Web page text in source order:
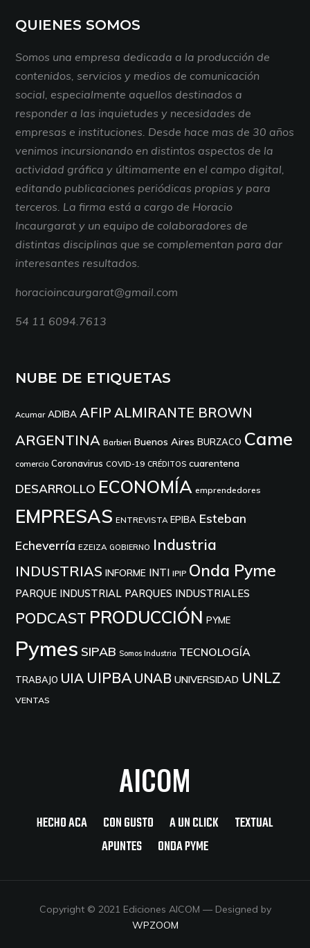
QUIENES SOMOS
Somos una empresa dedicada a la producción de
contenidos, servicios y medios de comunicación
social, especialmente aquellos destinados a
responder a las inquietudes y necesidades de
empresas e instituciones. Desde hace mas de 30 años
venimos incursionando en distintos aspectos de la
actividad gráfica y últimamente en el campo digital,
editando publicaciones periódicas propias y para
terceros. La firma está a cargo de Horacio
Incaurgarat y un equipo de colaboradores de
distintas disciplinas que se complementan para dar
interesantes resultados.
horacioincaurgarat@gmail.com
54 11 6094.7613
NUBE DE ETIQUETAS
Acumar ADIBA AFIP ALMIRANTE BROWN
ARGENTINA Barbieri Buenos Aires BURZACO Came
comercio Coronavirus COVID-19 CRÉDITOS cuarentena
DESARROLLO ECONOMÍA emprendedores
EMPRESAS ENTREVISTA EPIBA Esteban
Echeverría EZEIZA GOBIERNO Industria
INDUSTRIAS INFORME INTI IPIP Onda Pyme
PARQUE INDUSTRIAL PARQUES INDUSTRIALES
PODCAST PRODUCCIÓN PYME
Pymes SIPAB Somos Industria TECNOLOGÍA
TRABAJO UIA UIPBA UNAB UNIVERSIDAD UNLZ
VENTAS
AICOM
HECHO ACA CON GUSTO A UN CLICK
TEXTUAL
APUNTES
ONDA PYME
Copyright © 2021 Ediciones AICOM — Designed by
WPZOOM